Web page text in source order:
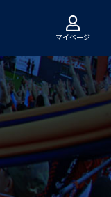
マイページ